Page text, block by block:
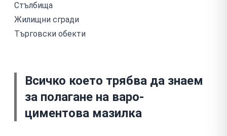
Стълбища
Жилищни сгради
Търговски обекти
Всичко което трябва да знаем
за полагане на варо-
циментова мазилка